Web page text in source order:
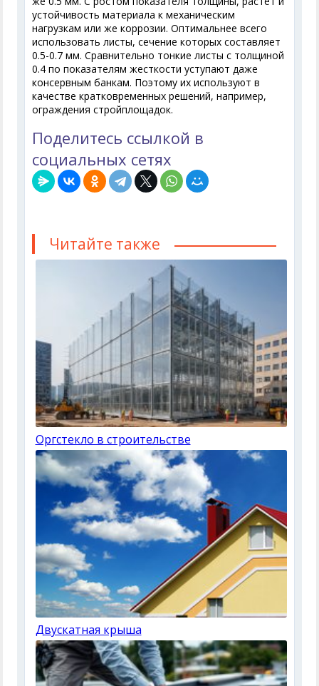
устойчивость материала к механическим
нагрузкам или же коррозии. Оптимальнее всего
использовать листы, сечение которых составляет
0.5-0.7 мм. Сравнительно тонкие листы с толщиной
0.4 по показателям жесткости уступают даже
консервным банкам. Поэтому их используют в
качестве кратковременных решений, например,
ограждения стройплощадок.
Поделитесь ссылкой в
социальных сетях
Читайте также
Оргстекло в строительстве
Двускатная крыша